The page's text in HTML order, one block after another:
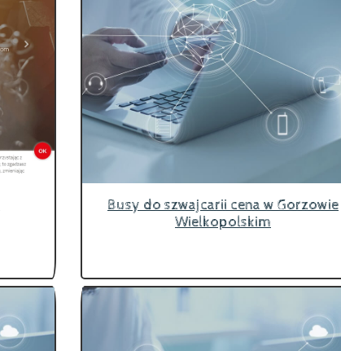
Busy do szwajcarii cena w Gorzowie
Wielkopolskim